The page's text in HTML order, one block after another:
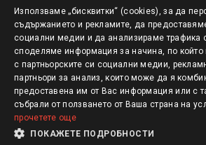
БЮЛЕТИН
Авторско право © 2025 HERMESBOOKS.BG
1 EUR = 1.95583 BGN
Използваме „бисквитки“ (cookies), за да
съдържанието и рекламите, да
социални медии и да анализираме трафика
споделяме информация за начина, по който
с партньорските си социални медии,
партньори за анализ, които може да я
предоставена им от Вас информация или с
събрали от ползването от Ваша страна на
прочетете още
ПОКАЖЕТЕ ПОДРОБНОСТИ